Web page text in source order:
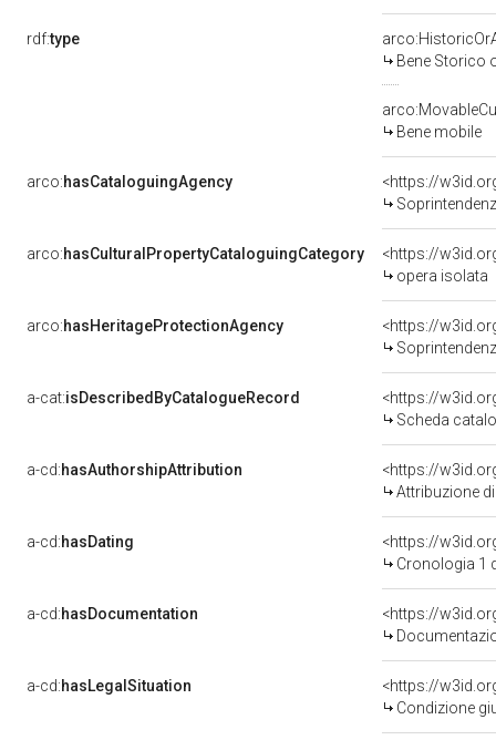
rdf:type
Bene Storico
Bene mobile
arco:hasCataloguingAgency
<https://
arco:hasCulturalPropertyCataloguingCategory
<https://
opera isolata
arco:hasHeritageProtectionAgency
<https://
a-cat:isDescribedByCatalogueRecord
<https://
Scheda
a-cd:hasAuthorshipAttribution
Attribuzione
a-cd:hasDating
<https://
Cronologia 1
a-cd:hasDocumentation
a-cd:hasLegalSituation
Condizione